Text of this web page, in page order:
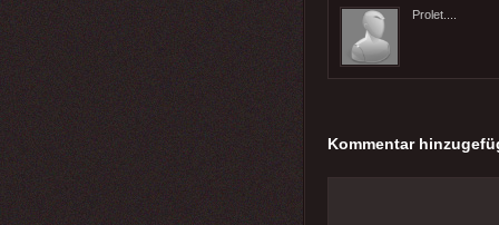
Prolet....
Kommentar